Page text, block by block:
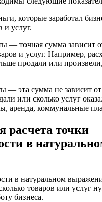
которые заработал
и услуг.
— точная сумма зависит
и услуг. Например,
продали или
— эта сумма не зависит от
или сколько услуг
аренда, коммунальные
расчета точки
в
в натуральном
товаров или услуг
бизнеса.